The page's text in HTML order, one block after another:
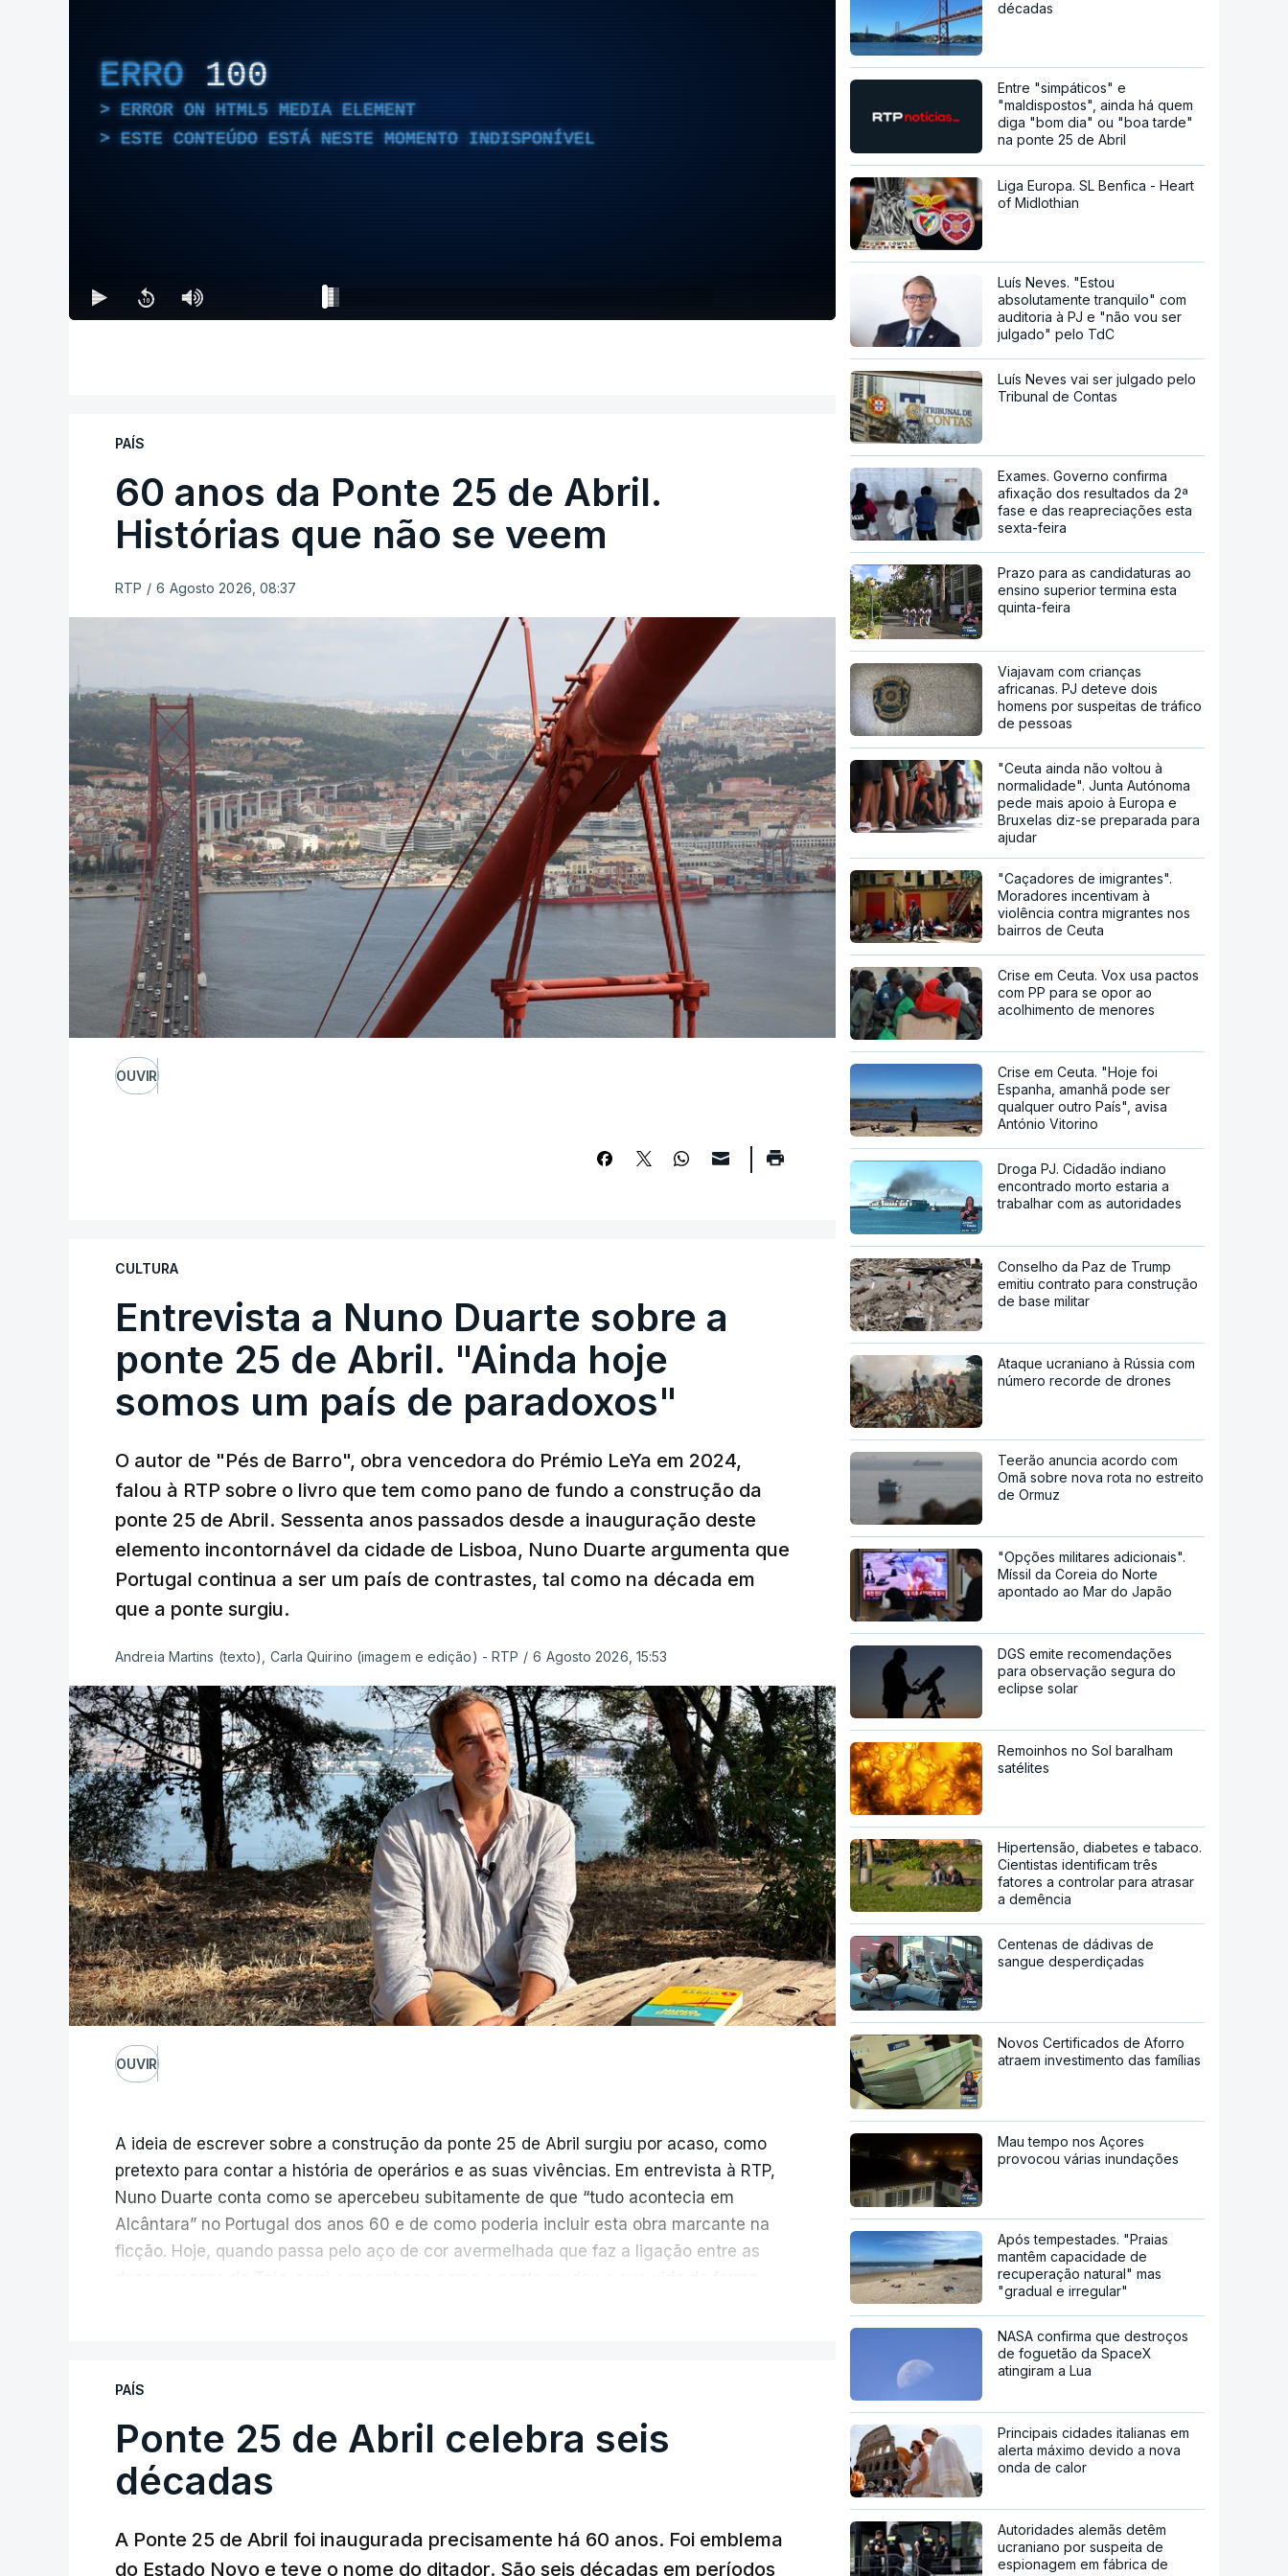
ERRO 100
ERROR ON HTML5 MEDIA ELEMENT
ESTE CONTEÚDO ESTÁ NESTE MOMENTO INDISPONÍVEL
PAÍS
60 anos da Ponte 25 de Abril.
Histórias que não se veem
RTP / 6 Agosto 2026, 08:37
OUVIR
CULTURA
Entrevista a Nuno Duarte sobre a
ponte 25 de Abril. "Ainda hoje
somos um país de paradoxos"
O autor de "Pés de Barro", obra vencedora do Prémio LeYa em 2024,
falou à RTP sobre o livro que tem como pano de fundo a construção da
ponte 25 de Abril. Sessenta anos passados desde a inauguração deste
elemento incontornável da cidade de Lisboa, Nuno Duarte argumenta que
Portugal continua a ser um país de contrastes, tal como na década em
que a ponte surgiu.
Andreia Martins (texto), Carla Quirino (imagem e edição) - RTP / 6 Agosto 2026, 15:53
OUVIR
A ideia de escrever sobre a construção da ponte 25 de Abril surgiu por acaso, como
pretexto para contar a história de operários e as suas vivências. Em entrevista à RTP,
Nuno Duarte conta como se apercebeu subitamente de que “tudo acontecia em
Alcântara” no Portugal dos anos 60 e de como poderia incluir esta obra marcante na
ficção. Hoje, quando passa pelo aço de cor avermelhada que faz a ligação entre as
infraestrutura, à época, a maior ponte suspensa da Europa. Os dramas e peripécias
num contraste entre o apogeu da engenharia e da modernidade e os sinais de um
regime em declínio, com a guerra colonial já em curso.
dia em que se assinalam os 60 anos da ponte 25 de Abril, Nuno Duarte revela, em
PAÍS
Ponte 25 de Abril celebra seis
décadas
A Ponte 25 de Abril foi inaugurada precisamente há 60 anos. Foi emblema
do Estado Novo e teve o nome do ditador. São seis décadas em períodos
décadas
Entre "simpáticos" e
"maldispostos", ainda há quem
diga "bom dia" ou "boa tarde"
na ponte 25 de Abril
Liga Europa. SL Benfica - Heart
of Midlothian
Luís Neves. "Estou
absolutamente tranquilo" com
auditoria à PJ e "não vou ser
julgado" pelo TdC
Luís Neves vai ser julgado pelo
Tribunal de Contas
Exames. Governo confirma
afixação dos resultados da 2ª
fase e das reapreciações esta
sexta-feira
Prazo para as candidaturas ao
ensino superior termina esta
quinta-feira
Viajavam com crianças
africanas. PJ deteve dois
homens por suspeitas de tráfico
de pessoas
"Ceuta ainda não voltou à
normalidade". Junta Autónoma
pede mais apoio à Europa e
Bruxelas diz-se preparada para
ajudar
"Caçadores de imigrantes".
Moradores incentivam à
violência contra migrantes nos
bairros de Ceuta
Crise em Ceuta. Vox usa pactos
com PP para se opor ao
acolhimento de menores
Crise em Ceuta. "Hoje foi
Espanha, amanhã pode ser
qualquer outro País", avisa
António Vitorino
Droga PJ. Cidadão indiano
encontrado morto estaria a
trabalhar com as autoridades
Conselho da Paz de Trump
emitiu contrato para construção
de base militar
Ataque ucraniano à Rússia com
número recorde de drones
Teerão anuncia acordo com
Omã sobre nova rota no estreito
de Ormuz
"Opções militares adicionais".
Míssil da Coreia do Norte
apontado ao Mar do Japão
DGS emite recomendações
para observação segura do
eclipse solar
Remoinhos no Sol baralham
satélites
Hipertensão, diabetes e tabaco.
Cientistas identificam três
fatores a controlar para atrasar
a demência
Centenas de dádivas de
sangue desperdiçadas
Novos Certificados de Aforro
atraem investimento das famílias
Mau tempo nos Açores
provocou várias inundações
Após tempestades. "Praias
mantêm capacidade de
recuperação natural" mas
"gradual e irregular"
NASA confirma que destroços
de foguetão da SpaceX
atingiram a Lua
Principais cidades italianas em
alerta máximo devido a nova
onda de calor
Autoridades alemãs detêm
ucraniano por suspeita de
espionagem em fábrica de